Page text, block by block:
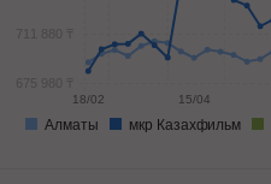
18/02 15/04
675 980 ₸
Алматы мкр Казахфильм